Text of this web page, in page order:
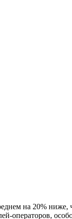
на 20% ниже,
операторов,